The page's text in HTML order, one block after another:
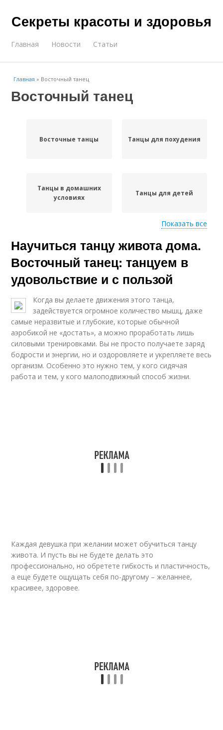
Секреты красоты и здоровья
Главная Новости Статьи
Главная » Восточный танец
Восточный танец
Восточные танцы Танцы для похудения
Танцы в домашних
условиях
Танцы для детей
Арабский танец Танец для девочек
Домашние танцы Пластик в танце
Танцы для
начинающих уроки
Движения в танце
Движения для танца
Показать все
Научиться танцу живота дома.
Восточный танец: танцуем в
удовольствие и с пользой
Когда вы делаете движения этого танца,
задействуется огромное количество мышц, даже
самые неразвитые и глубокие, которые обычной
аэробикой не «достать», а можно проработать лишь
силовыми тренировками. Вы не просто получаете заряд
бодрости и энергии, но и оздоровляете и укрепляете весь
организм. Особенно это нужно тем, у кого сидячая
работа и тем, у кого малоподвижный способ жизни.
Каждая девушка при желании может обучиться танцу
живота. И пусть вы не будете делать это
профессионально, но обретете гибкость и пластичность,
а еще будете ощущать себя по-другому – желаннее,
красивее, здоровее.